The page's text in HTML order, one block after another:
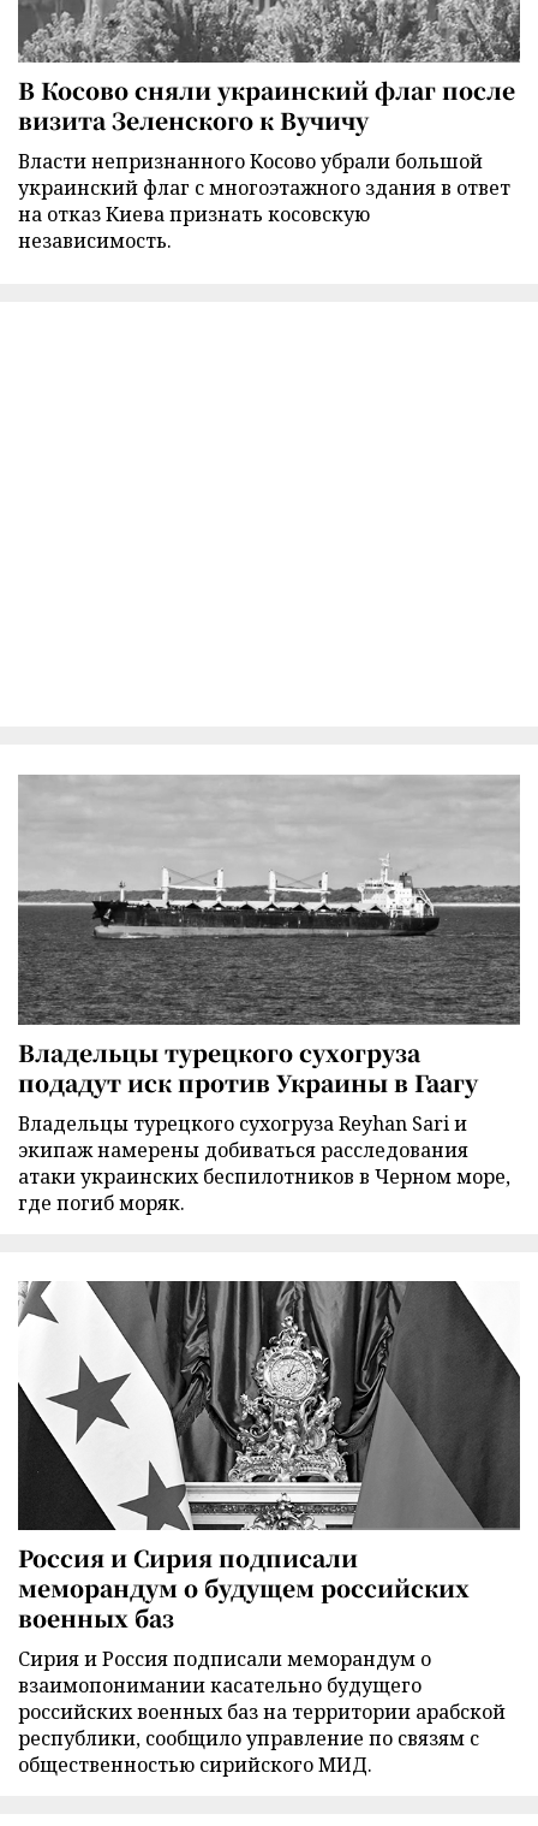
В Косово сняли украинский флаг после
визита Зеленского к Вучичу
Власти непризнанного Косово убрали большой
украинский флаг с многоэтажного здания в ответ
на отказ Киева признать косовскую
независимость.
Владельцы турецкого сухогруза
подадут иск против Украины в Гаагу
Владельцы турецкого сухогруза Reyhan Sari и
экипаж намерены добиваться расследования
атаки украинских беспилотников в Черном море,
где погиб моряк.
Россия и Сирия подписали
меморандум о будущем российских
военных баз
Сирия и Россия подписали меморандум о
взаимопонимании касательно будущего
российских военных баз на территории арабской
республики, сообщило управление по связям с
общественностью сирийского МИД.